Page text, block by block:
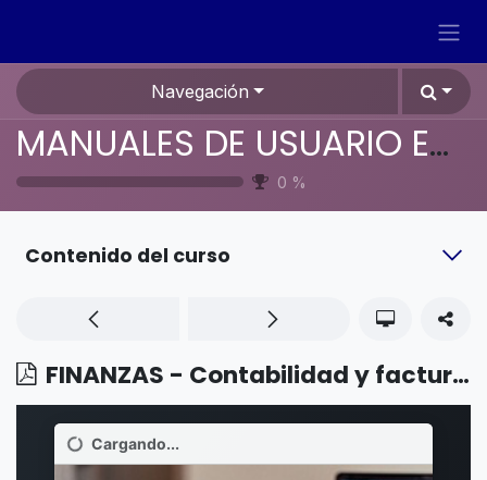
Navegación
MANUALES DE USUARIO EN ESPAÑOL ODOO 19
0 %
Contenido del curso
FINANZAS - Contabilidad y facturación - Redondeo de efectivo